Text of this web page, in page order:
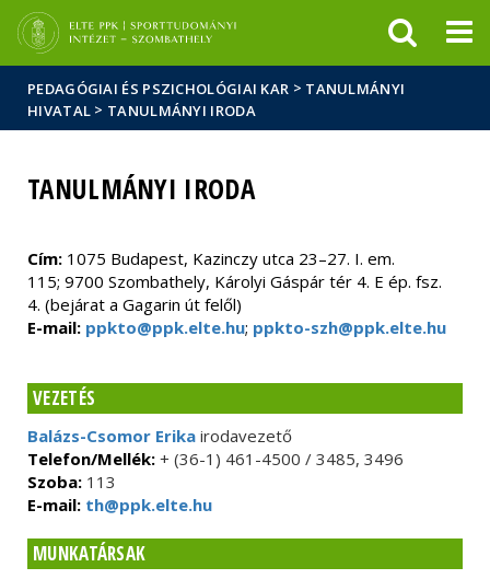
Hírek
Események
ELTE a
sajtóban
PEDAGÓGIAI ÉS PSZICHOLÓGIAI KAR > TANULMÁNYI
HIVATAL > TANULMÁNYI IRODA
TANULMÁNYI IRODA
Cím: 1075 Budapest, Kazinczy utca 23–27. I. em.
115; 9700 Szombathely, Károlyi Gáspár tér 4. E ép. fsz.
4. (bejárat a Gagarin út felől)
E-mail: ppkto@ppk.elte.hu; ppkto-szh@ppk.elte.hu
VEZETÉS
Balázs-Csomor Erika irodavezető
Telefon/Mellék: + (36-1) 461-4500 / 3485, 3496
Szoba: 113
E-mail: th@ppk.elte.hu
MUNKATÁRSAK